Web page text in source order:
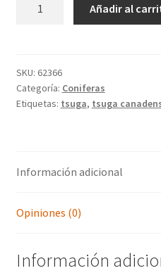
Añadir al
SKU: 62366
Categoría: Coniferas
Etiquetas: tsuga, tsuga
Información adicional
Opiniones (0)
Información